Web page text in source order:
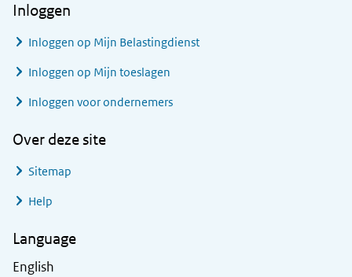
Inloggen
Inloggen op Mijn Belastingdienst
Inloggen op Mijn toeslagen
Inloggen voor ondernemers
Over deze site
Sitemap
Help
Language
English